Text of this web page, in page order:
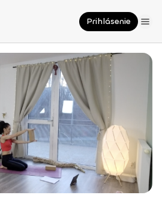
Prihlásenie